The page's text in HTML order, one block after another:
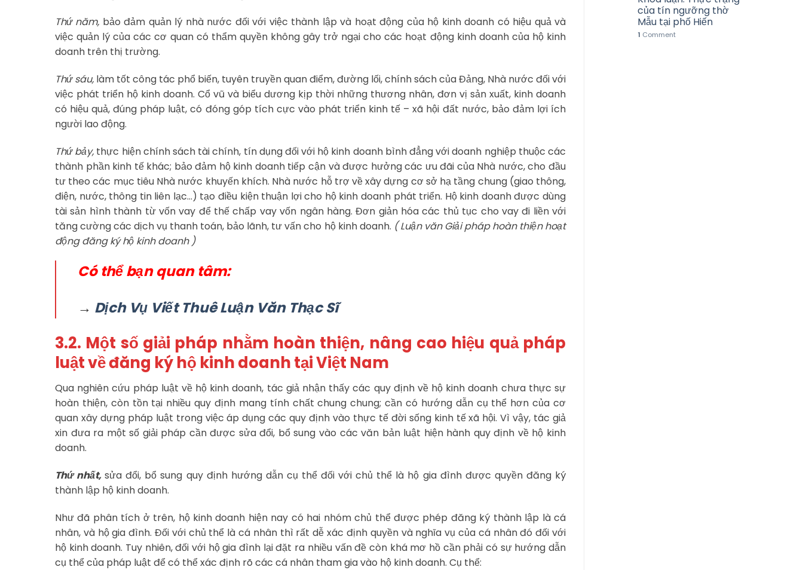
Thứ năm, bảo đảm quản lý nhà nước đối với việc thành lập và hoạt động của hộ kinh doanh có hiệu quả và
việc quản lý của các cơ quan có thẩm quyền không gây trở ngại cho các hoạt động kinh doanh của hộ kinh
doanh trên thị trường.
Thứ sáu, làm tốt công tác phổ biến, tuyên truyền quan điểm, đường lối, chính sách của Đảng, Nhà nước đối với
việc phát triển hộ kinh doanh. Cổ vũ và biểu dương kịp thời những thương nhân, đơn vị sản xuất, kinh doanh
có hiệu quả, đúng pháp luật, có đóng góp tích cực vào phát triển kinh tế – xã hội đất nước, bảo đảm lợi ích
người lao động.
Thứ bảy, thực hiện chính sách tài chính, tín dụng đối với hộ kinh doanh bình đẳng với doanh nghiệp thuộc các
thành phần kinh tế khác; bảo đảm hộ kinh doanh tiếp cận và được hưởng các ưu đãi của Nhà nước, cho đầu
tư theo các mục tiêu Nhà nước khuyến khích. Nhà nước hỗ trợ về xây dựng cơ sở hạ tầng chung (giao thông,
điện, nước, thông tin liên lạc…) tạo điều kiện thuận lợi cho hộ kinh doanh phát triển. Hộ kinh doanh được dùng
tài sản hình thành từ vốn vay để thế chấp vay vốn ngân hàng. Đơn giản hóa các thủ tục cho vay đi liền với
tăng cường các dịch vụ thanh toán, bảo lãnh, tư vấn cho hộ kinh doanh. ( Luận văn Giải pháp hoàn thiện hoạt
động đăng ký hộ kinh doanh )
Có thể bạn quan tâm:
→ Dịch Vụ Viết Thuê Luận Văn Thạc Sĩ
3.2. Một số giải pháp nhằm hoàn thiện, nâng cao hiệu quả pháp
luật về đăng ký hộ kinh doanh tại Việt Nam
Qua nghiên cứu pháp luật về hộ kinh doanh, tác giả nhận thấy các quy định về hộ kinh doanh chưa thực sự
hoàn thiện, còn tồn tại nhiều quy định mang tính chất chung chung; cần có hướng dẫn cụ thể hơn của cơ
quan xây dựng pháp luật trong việc áp dụng các quy định vào thực tế đời sống kinh tế xã hội. Vì vậy, tác giả
xin đưa ra một số giải pháp cần được sửa đổi, bổ sung vào các văn bản luật hiện hành quy định về hộ kinh
doanh.
Thứ nhất,sửa đổi, bổ sung quy định hướng dẫn cụ thể đối với chủ thể là hộ gia đình được quyền đăng ký
thành lập hộ kinh doanh.
Như đã phân tích ở trên, hộ kinh doanh hiện nay có hai nhóm chủ thể được phép đăng ký thành lập là cá
nhân, và hộ gia đình. Đối với chủ thể là cá nhân thì rất dễ xác định quyền và nghĩa vụ của cá nhân đó đối với
hộ kinh doanh. Tuy nhiên, đối với hộ gia đình lại đặt ra nhiều vấn đề còn khá mơ hồ cần phải có sự hướng dẫn
cụ thể của pháp luật để có thể xác định rõ các cá nhân tham gia vào hộ kinh doanh. Cụ thể:
của tín ngưỡng thờ
Mẫu tại phố Hiến
1 Comment